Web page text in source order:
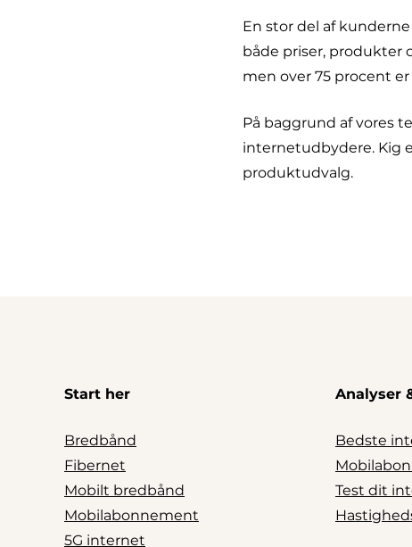
En stor del af
både priser, produkter
men over 75 procent er
På baggrund af vores
internetudbydere. Kig
produktudvalg.
Start her
Bredbånd
Fibernet
Mobilt bredbånd
Mobilabonnement
5G internet
Analyser
Bedste
Test dit